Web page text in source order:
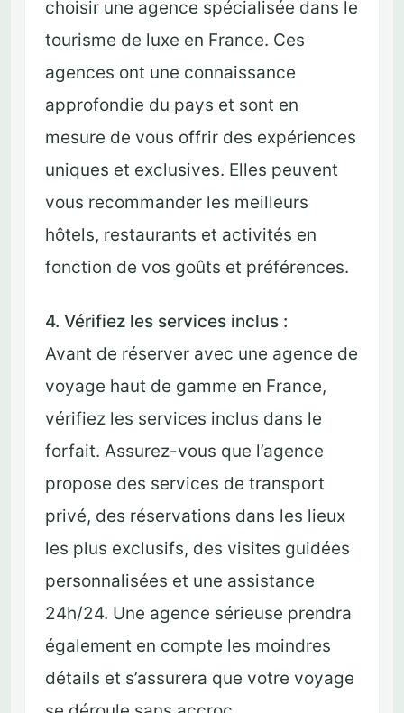
choisir une agence spécialisée dans le
tourisme de luxe en France. Ces
agences ont une connaissance
approfondie du pays et sont en
mesure de vous offrir des expériences
uniques et exclusives. Elles peuvent
vous recommander les meilleurs
hôtels, restaurants et activités en
fonction de vos goûts et préférences.
4. Vérifiez les services inclus :
Avant de réserver avec une agence de
voyage haut de gamme en France,
vérifiez les services inclus dans le
forfait. Assurez-vous que l’agence
propose des services de transport
privé, des réservations dans les lieux
les plus exclusifs, des visites guidées
personnalisées et une assistance
24h/24. Une agence sérieuse prendra
également en compte les moindres
détails et s’assurera que votre voyage